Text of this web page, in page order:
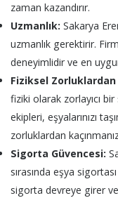
zaman kazandırır.
Uzmanlık: Sakarya
uzmanlık gerektirir.
deneyimlidir ve en
Fiziksel Zorluklardan
fiziki olarak zorlayıcı
ekipleri, eşyalarınızı
zorluklardan
Sigorta Güvencesi:
sırasında eşya
sigorta devreye girer